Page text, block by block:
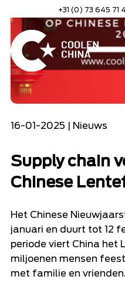
hoofdinhoud
+31 (0) 73 645 71
Home
Supply chain
16-01-2025 | Nieuws
Supply chain
Chinese
Het Chinese
januari en duurt tot 12
periode viert China het
miljoenen mensen
met familie en vrienden.